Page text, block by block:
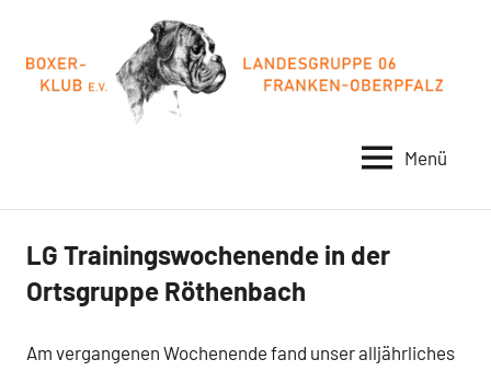
springen
KLUB
LG06
Menü
LG Trainingswochenende in der
Ortsgruppe Röthenbach
Am vergangenen Wochenende fand unser alljährliches